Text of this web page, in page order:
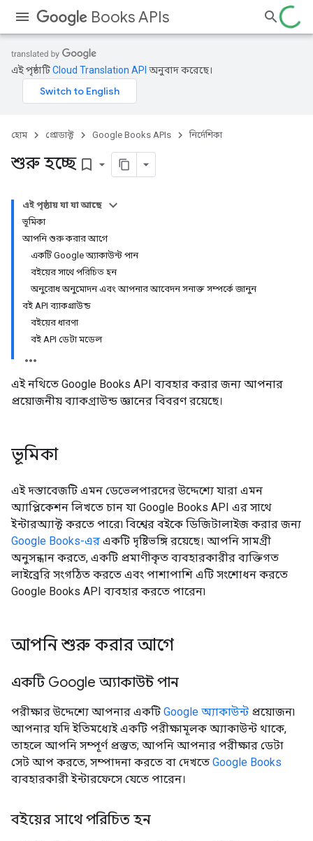
Books APIs
এই পৃষ্ঠাটিCloud Translation API অনুবাদ করেছে।
হোম প্রোডাক্ট Google Books APIs নির্দেশিকা
শুরু হচ্ছে bookmark_border
এই পৃষ্ঠায় যা যা আছে
ভূমিকা
আপনি শুরু করার আগে
একটি Google অ্যাকাউন্ট পান
বইয়ের সাথে পরিচিত হন
অনুরোধ অনুমোদন এবং আপনার আবেদন সনাক্ত সম্পর্কে জানুন
বই API ব্যাকগ্রাউন্ড
বইয়ের ধারণা
বই API ডেটা মডেল
এই নথিতে Google Books API ব্যবহার করার জন্য আপনার
প্রয়োজনীয় ব্যাকগ্রাউন্ড জ্ঞানের বিবরণ রয়েছে।
ভূমিকা
এই দস্তাবেজটি এমন ডেভেলপারদের উদ্দেশ্যে যারা এমন
অ্যাপ্লিকেশন লিখতে চান যা Google Books API এর সাথে
ইন্টারঅ্যাক্ট করতে পারে৷ বিশ্বের বইকে ডিজিটালাইজ করার জন্য
Google Books-এর একটি দৃষ্টিভঙ্গি রয়েছে। আপনি সামগ্রী
অনুসন্ধান করতে, একটি প্রমাণীকৃত ব্যবহারকারীর ব্যক্তিগত
লাইব্রেরি সংগঠিত করতে এবং পাশাপাশি এটি সংশোধন করতে
Google Books API ব্যবহার করতে পারেন৷
আপনি শুরু করার আগে
একটি Google অ্যাকাউন্ট পান
পরীক্ষার উদ্দেশ্যে আপনার একটি Google অ্যাকাউন্ট প্রয়োজন৷
আপনার যদি ইতিমধ্যেই একটি পরীক্ষামূলক অ্যাকাউন্ট থাকে,
তাহলে আপনি সম্পূর্ণ প্রস্তুত; আপনি আপনার পরীক্ষার ডেটা
সেট আপ করতে, সম্পাদনা করতে বা দেখতে Google Books
ব্যবহারকারী ইন্টারফেসে যেতে পারেন।
বইয়ের সাথে পরিচিত হন